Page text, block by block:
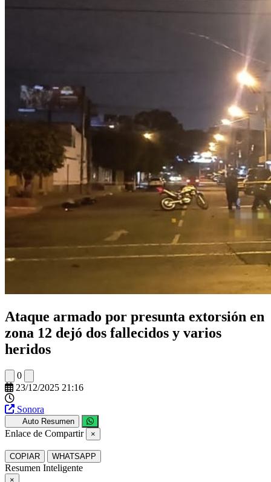
Ataque armado por presunta extorsión en
zona 12 dejó dos fallecidos y varios
heridos
0
23/12/2025 21:16
Sonora
Auto Resumen
Enlace de Compartir ×
COPIAR WHATSAPP
Resumen Inteligente
×